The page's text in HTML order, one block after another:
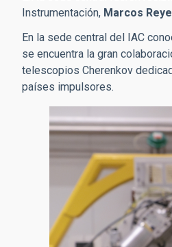
Instrumentación, Marcos
En la sede central del IAC
se encuentra la gran
telescopios Cherenkov
países impulsores.